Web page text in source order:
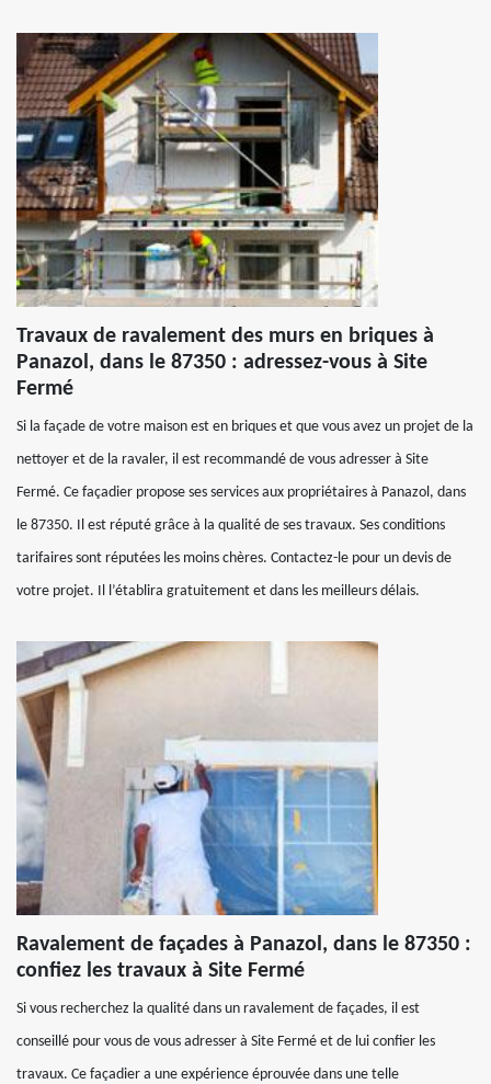
Travaux de ravalement des murs en briques à
Panazol, dans le 87350 : adressez-vous à Site
Fermé
Si la façade de votre maison est en briques et que vous avez un projet de la
nettoyer et de la ravaler, il est recommandé de vous adresser à Site
Fermé. Ce façadier propose ses services aux propriétaires à Panazol, dans
le 87350. Il est réputé grâce à la qualité de ses travaux. Ses conditions
tarifaires sont réputées les moins chères. Contactez-le pour un devis de
votre projet. Il l’établira gratuitement et dans les meilleurs délais.
Ravalement de façades à Panazol, dans le 87350 :
confiez les travaux à Site Fermé
Si vous recherchez la qualité dans un ravalement de façades, il est
conseillé pour vous de vous adresser à Site Fermé et de lui confier les
travaux. Ce façadier a une expérience éprouvée dans une telle